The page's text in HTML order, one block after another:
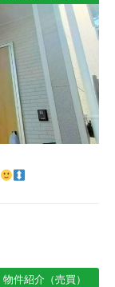
物件紹介（売買）